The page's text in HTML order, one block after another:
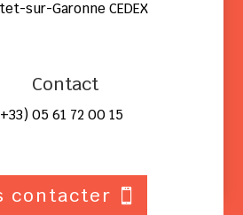
sur-Garonne CEDEX
Contact
05 61 72 00 15
contacter